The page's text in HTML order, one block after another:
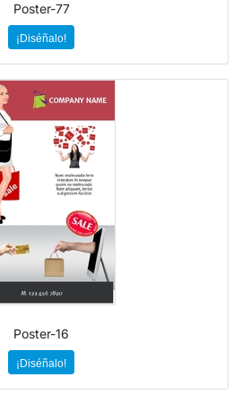
Poster-77
¡Diséñalo!
Poster-16
¡Diséñalo!